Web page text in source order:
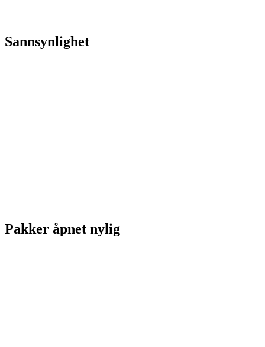
Sannsynlighet
Pakker åpnet nylig